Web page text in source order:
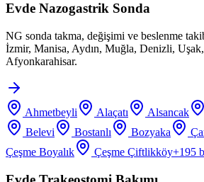
Evde Nazogastrik Sonda
NG sonda takma, değişimi ve beslenme
İzmir, Manisa, Aydın, Muğla, Denizli,
Afyonkarahisar.
Ahmetbeyli Alaçatı Alsancak
Belevi
Bostanlı Bozyaka
Çeşme Boyalık
Çeşme Çiftlikköy+195